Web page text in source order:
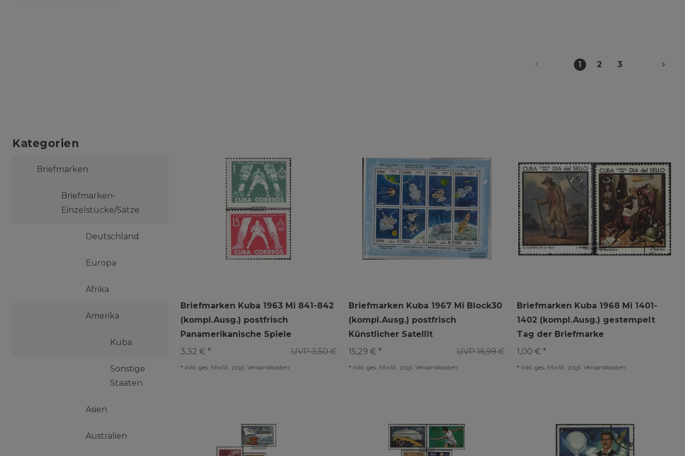
1 2 3
Kategorien
Briefmarken
Briefmarken-
Einzelstücke/Sätze
Deutschland
Europa
Afrika
Amerika
Kuba
Sonstige
Staaten
Asien
Australien
Briefmarken Kuba 1963 Mi 841-842
(kompl.Ausg.) postfrisch
Panamerikanische Spiele
UVP 3,50 €
3,32 € *
* inkl. ges. MwSt. zzgl. Versandkosten
Briefmarken Kuba 1967 Mi Block30
(kompl.Ausg.) postfrisch
Künstlicher Satellit
UVP 16,99 €
15,29 € *
* inkl. ges. MwSt. zzgl. Versandkosten
Briefmarken Kuba 1968 Mi 1401-
1402 (kompl.Ausg.) gestempelt
Tag der Briefmarke
1,00 € *
* inkl. ges. MwSt. zzgl. Versandkosten